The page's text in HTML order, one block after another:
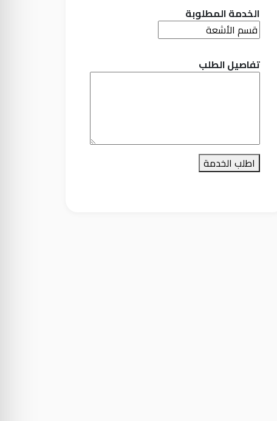
S
t
t
e
الخدمة المطلوبة
تفاصيل الطلب
اطلب الخدمة